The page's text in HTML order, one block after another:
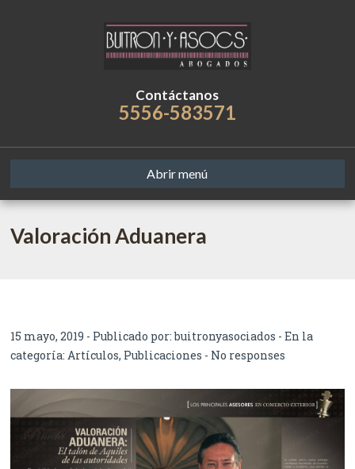
Contáctanos
5556-583571
Abrir menú
Valoración Aduanera
15 mayo, 2019 - Publicado por:buitronyasociados - En la
categoría:Artículos, Publicaciones - No responses